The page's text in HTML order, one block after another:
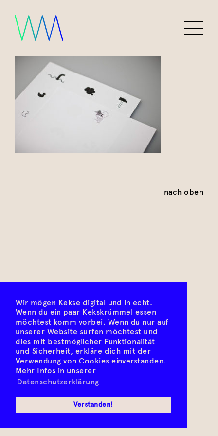
Wir mögen Kekse digital und in echt.
Wenn du ein paar Kekskrümmel essen
möchtest komm vorbei. Wenn du nur auf
unserer Website surfen möchtest und
dies mit bestmöglicher Funktionalität
und Sicherheit, erkläre dich mit der
Verwendung von Cookies einverstanden.
Mehr Infos in unserer
Datenschutzerklärung
Verstanden!
nach oben